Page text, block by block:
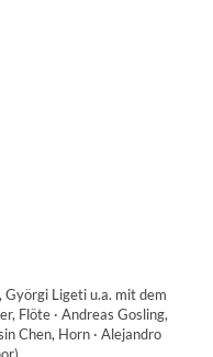
Györgi Ligeti u.a. mit dem
Flöte · Andreas Gosling,
Chen, Horn · Alejandro